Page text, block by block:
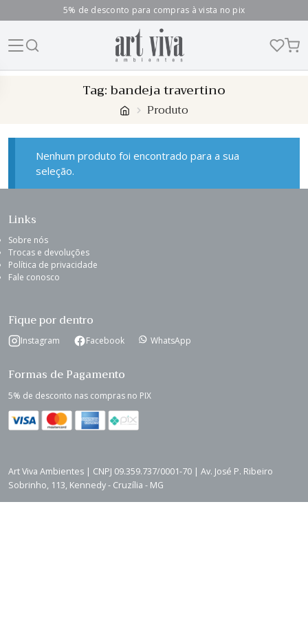
5% de desconto para compras à vista no pix
Tag:bandeja travertino
Produto
Nenhum produto foi encontrado para a sua
seleção.
Links
Sobre nós
Trocas e devoluções
Política de privacidade
Fale conosco
Fique por dentro
Instagram Facebook WhatsApp
Formas de Pagamento
5% de desconto nas compras no PIX
Art Viva Ambientes | CNPJ 09.359.737/0001-70 | Av. José P. Ribeiro
Sobrinho, 113, Kennedy - Cruzília - MG